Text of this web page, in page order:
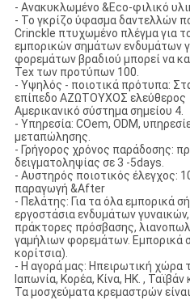
- Ανακυκλωμένο &Eco-φιλικό
- Το γκρίζο ύφασμα δαντελλών
Crinckle πτυχωμένο πλέγμα για
εμπορικών σημάτων ενδυμάτων
φορεμάτων βραδιού μπορεί να
Tex των προτύπων 100.
- Υψηλός - ποιοτικά πρότυπα:
επίπεδο ΑΖΩΤΟΥΧΟΣ ελεύθερος
Αμερικανικό σύστημα σημείου 4.
- Υπηρεσία: COem, ODM,
μεταπώλησης.
- Γρήγορος χρόνος παράδοσης:
δειγματοληψίας σε 3 -5days.
- Αυστηρός ποιοτικός έλεγχος:
παραγωγή &After
- Πελάτης: Για τα όλα εμπορικά
εργοστάσια ενδυμάτων
πράκτορες πρόσβασης,
γαμήλιων φορεμάτων. Εμπορικά
κορίτσια).
- Η αγορά μας: Ηπειρωτική χώρα
Ιαπωνία, Κορέα, Κίνα, HK. , Ταϊβάν
Τα μοσχεύματα κρεμαστρών